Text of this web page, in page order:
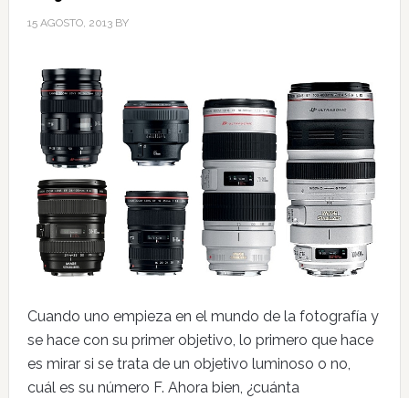
15 AGOSTO, 2013BY
Cuando uno empieza en el mundo de la fotografía y
se hace con su primer objetivo, lo primero que hace
es mirar si se trata de un objetivo luminoso o no,
cuál es su número F. Ahora bien, ¿cuánta